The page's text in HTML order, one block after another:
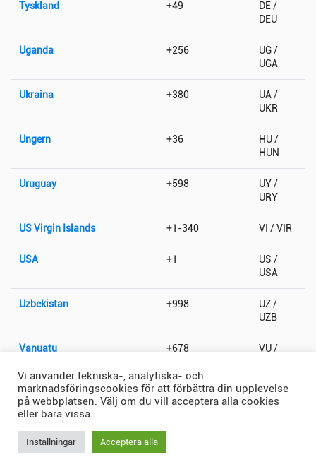
Tyskland +49
DE /
DEU
Uganda +256
UG /
UGA
Ukraina +380
UA /
UKR
Ungern +36
HU /
HUN
Uruguay +598
UY /
URY
US Virgin Islands +1-340 VI / VIR
USA +1
US /
USA
Uzbekistan +998
UZ /
UZB
Vanuatu +678
VU /
Vatikanstaten +379 VA / VAT
Vi använder tekniska-, analytiska- och
marknadsföringscookies för att förbättra din upplevelse
på webbplatsen. Välj om du vill acceptera alla cookies
eller bara vissa..
Inställningar Acceptera alla